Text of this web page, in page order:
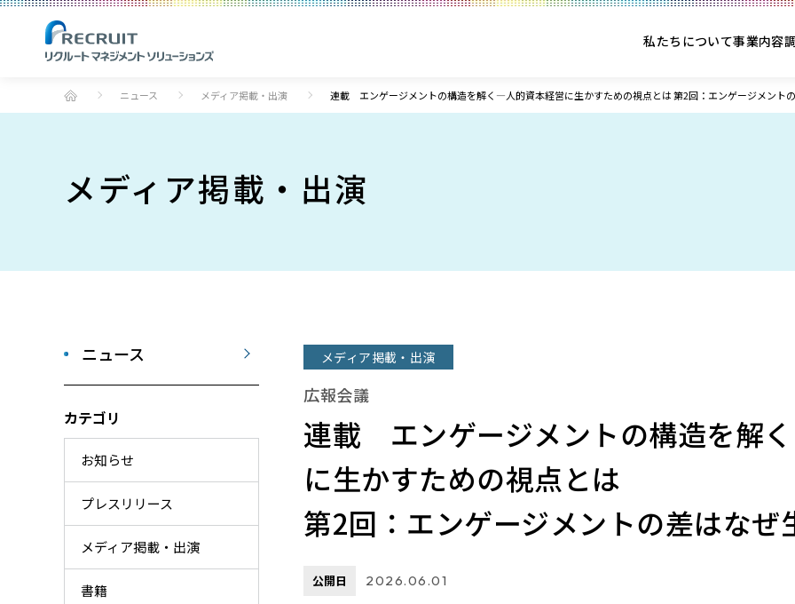
私たちについて事業内容
ニュース メディア掲載・出演 連載 エンゲージメントの構造を解く―人的資本経営に生かすための視点とは 第2回：エンゲージメント
メディア掲載・出演
ニュース
カテゴリ
お知らせ
プレスリリース
メディア掲載・出演
書籍
メディア掲載・出演
広報会議
連載 エンゲージメントの構造を解
に生かすための視点とは
第2回：エンゲージメントの差はなぜ
公開日 2026.06.01